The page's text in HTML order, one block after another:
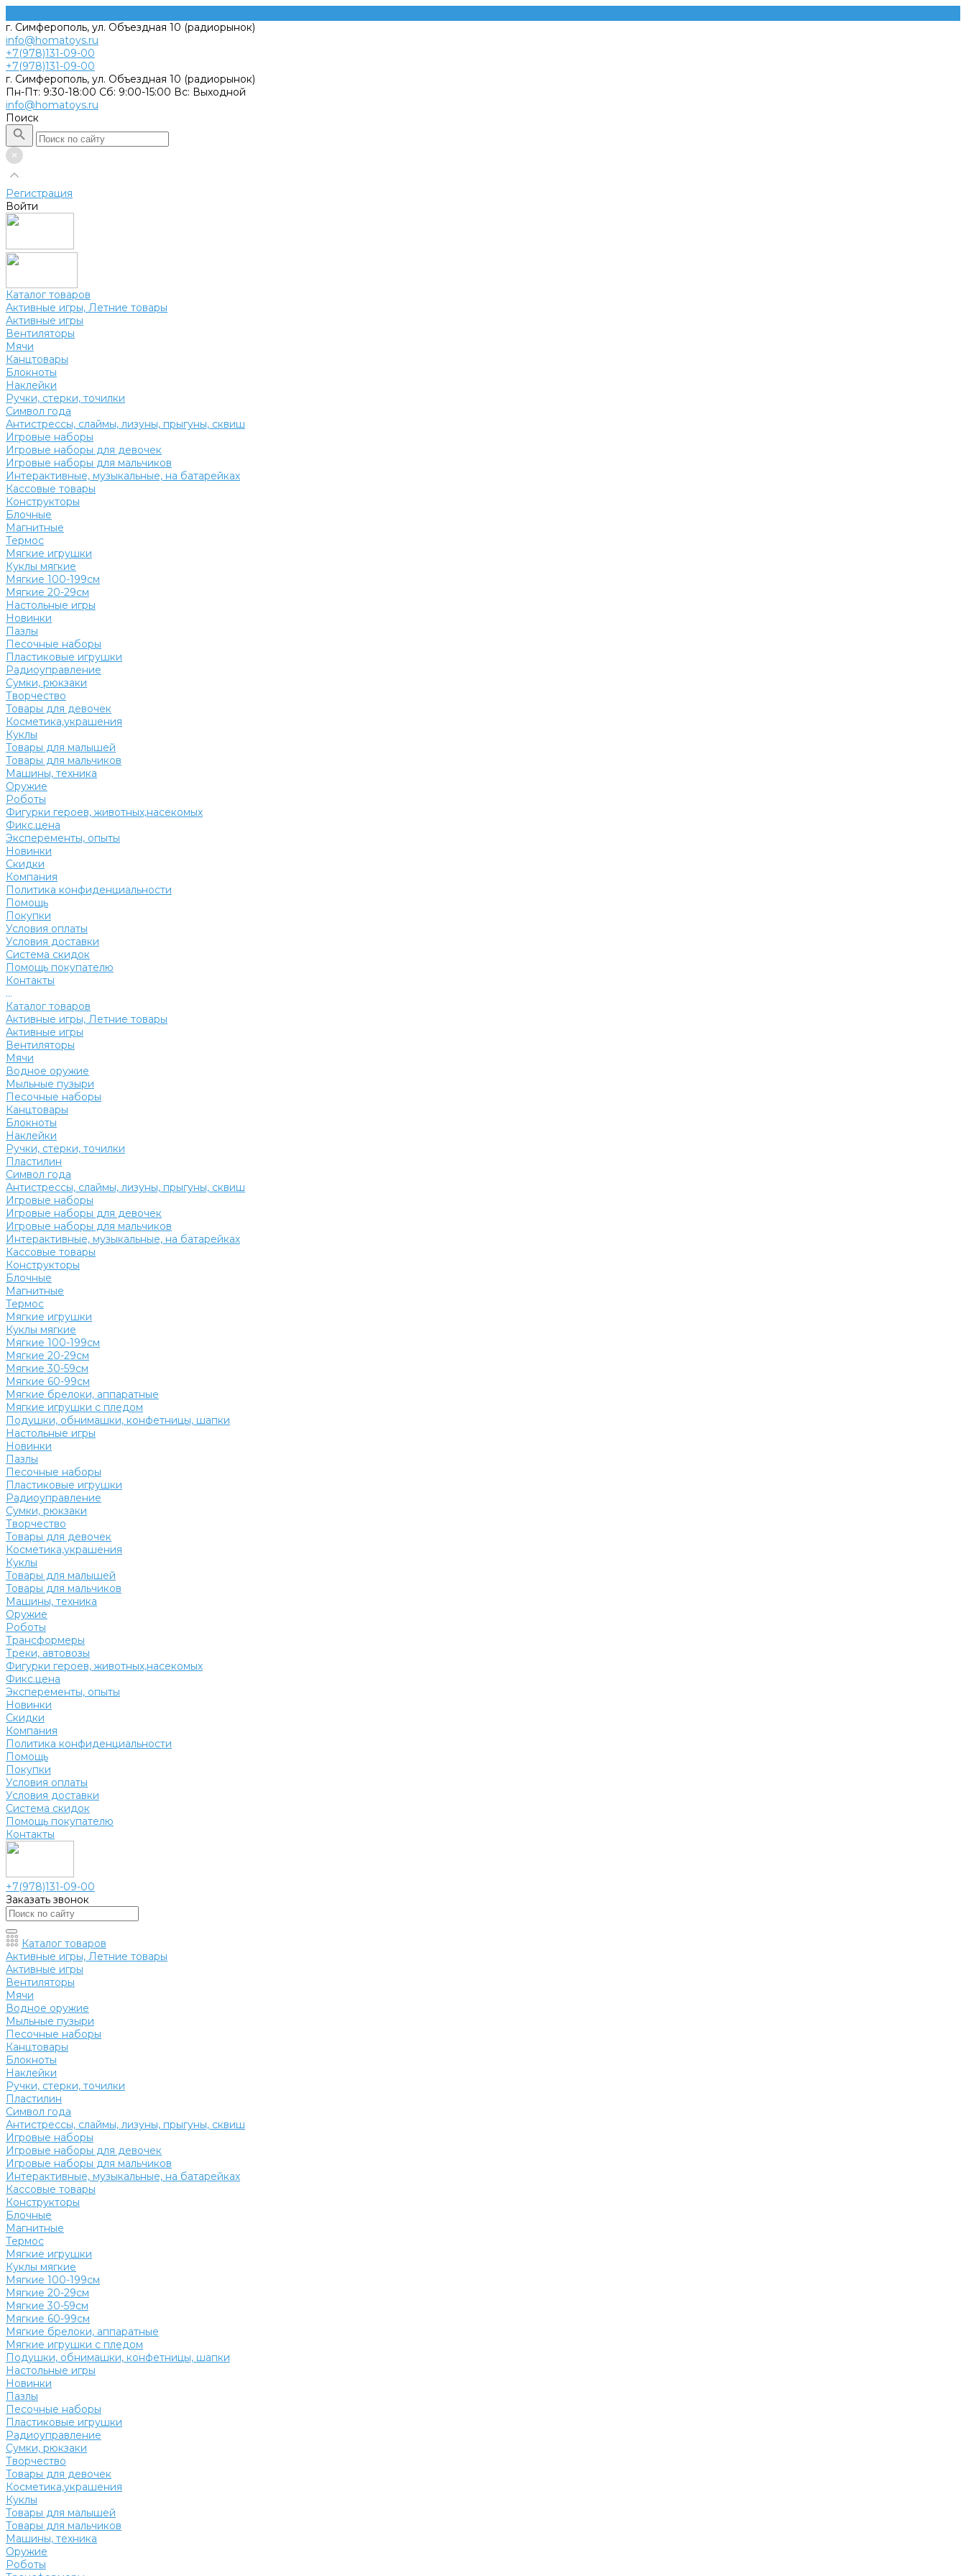
г. Симферополь, ул. Объездная 10 (радиорынок)
info@homatoys.ru
+7(978)131-09-00
+7(978)131-09-00
г. Симферополь, ул. Объездная 10 (радиорынок)
Пн-Пт: 9:30-18:00 Cб: 9:00-15:00 Вс: Выходной
info@homatoys.ru
Поиск
Регистрация
Войти
Каталог товаров
Активные игры, Летние товары
Активные игры
Вентиляторы
Мячи
Канцтовары
Блокноты
Наклейки
Ручки, стерки, точилки
Символ года
Антистрессы, слаймы, лизуны, прыгуны, сквиш
Игровые наборы
Игровые наборы для девочек
Игровые наборы для мальчиков
Интерактивные, музыкальные, на батарейках
Кассовые товары
Конструкторы
Блочные
Магнитные
Термос
Мягкие игрушки
Куклы мягкие
Мягкие 100-199см
Мягкие 20-29см
Настольные игры
Новинки
Пазлы
Песочные наборы
Пластиковые игрушки
Радиоуправление
Сумки, рюкзаки
Творчество
Товары для девочек
Косметика,украшения
Куклы
Товары для малышей
Товары для мальчиков
Машины, техника
Оружие
Роботы
Фигурки героев, животных,насекомых
Фикс.цена
Эксперементы, опыты
Новинки
Скидки
Компания
Политика конфиденциальности
Помощь
Покупки
Условия оплаты
Условия доставки
Система скидок
Помощь покупателю
Контакты
...
Каталог товаров
Активные игры, Летние товары
Активные игры
Вентиляторы
Мячи
Водное оружие
Мыльные пузыри
Песочные наборы
Канцтовары
Блокноты
Наклейки
Ручки, стерки, точилки
Пластилин
Символ года
Антистрессы, слаймы, лизуны, прыгуны, сквиш
Игровые наборы
Игровые наборы для девочек
Игровые наборы для мальчиков
Интерактивные, музыкальные, на батарейках
Кассовые товары
Конструкторы
Блочные
Магнитные
Термос
Мягкие игрушки
Куклы мягкие
Мягкие 100-199см
Мягкие 20-29см
Мягкие 30-59см
Мягкие 60-99см
Мягкие брелоки, аппаратные
Мягкие игрушки с пледом
Подушки, обнимашки, конфетницы, шапки
Настольные игры
Новинки
Пазлы
Песочные наборы
Пластиковые игрушки
Радиоуправление
Сумки, рюкзаки
Творчество
Товары для девочек
Косметика,украшения
Куклы
Товары для малышей
Товары для мальчиков
Машины, техника
Оружие
Роботы
Трансформеры
Треки, автовозы
Фигурки героев, животных,насекомых
Фикс.цена
Эксперементы, опыты
Новинки
Скидки
Компания
Политика конфиденциальности
Помощь
Покупки
Условия оплаты
Условия доставки
Система скидок
Помощь покупателю
Контакты
+7(978)131-09-00
Заказать звонок
Каталог товаров
Активные игры, Летние товары
Активные игры
Вентиляторы
Мячи
Водное оружие
Мыльные пузыри
Песочные наборы
Канцтовары
Блокноты
Наклейки
Ручки, стерки, точилки
Пластилин
Символ года
Антистрессы, слаймы, лизуны, прыгуны, сквиш
Игровые наборы
Игровые наборы для девочек
Игровые наборы для мальчиков
Интерактивные, музыкальные, на батарейках
Кассовые товары
Конструкторы
Блочные
Магнитные
Термос
Мягкие игрушки
Куклы мягкие
Мягкие 100-199см
Мягкие 20-29см
Мягкие 30-59см
Мягкие 60-99см
Мягкие брелоки, аппаратные
Мягкие игрушки с пледом
Подушки, обнимашки, конфетницы, шапки
Настольные игры
Новинки
Пазлы
Песочные наборы
Пластиковые игрушки
Радиоуправление
Сумки, рюкзаки
Творчество
Товары для девочек
Косметика,украшения
Куклы
Товары для малышей
Товары для мальчиков
Машины, техника
Оружие
Роботы